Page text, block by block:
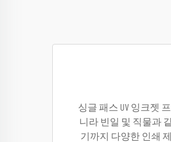
싱글 패스 UV 잉크젯
니라 빈일 및 직물과
기까지 다양한 인쇄